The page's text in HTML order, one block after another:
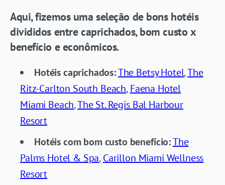
Aqui, fizemos uma seleção de bons hotéis
divididos entre caprichados, bom custo x
benefício e econômicos.
Hotéis caprichados:The Betsy Hotel,The
Ritz-Carlton South Beach,Faena Hotel
Miami Beach,The St. Regis Bal Harbour
Resort
Hotéis com bom custo benefício:The
Palms Hotel & Spa,Carillon Miami Wellness
Resort